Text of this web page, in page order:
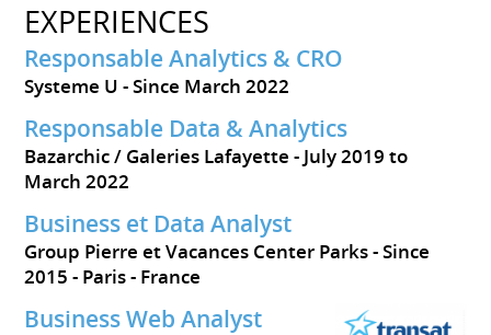
EXPERIENCES
Responsable Analytics & CRO
Systeme U Since March 2022
Responsable Data & Analytics
Bazarchic / Galeries Lafayette
July 2019 to
March 2022
Business et Data Analyst
Group Pierre et Vacances Center Parks
Since
2015 Paris France
Business Web Analyst